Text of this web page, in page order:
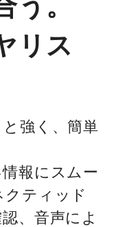
リス
強く、簡単
報にスムー
ティッド
、音声によ